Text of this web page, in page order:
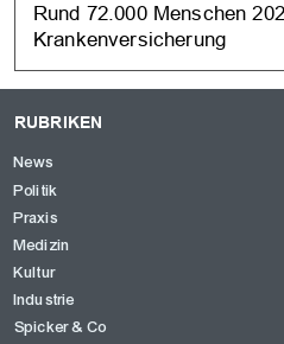
Rund 72.000 Menschen
Krankenversicherung
RUBRIKEN
News
Politik
Praxis
Medizin
Kultur
Industrie
Spicker & Co